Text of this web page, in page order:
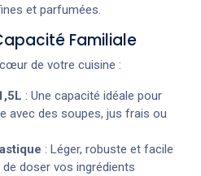
et parfumées.
Familiale
de votre cuisine :
: Une capacité idéale pour
avec des soupes, jus frais ou
: Léger, robuste et facile
doser vos ingrédients